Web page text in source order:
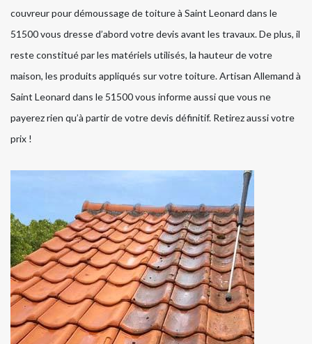
couvreur pour démoussage de toiture à Saint Leonard dans le
51500 vous dresse d’abord votre devis avant les travaux. De plus, il
reste constitué par les matériels utilisés, la hauteur de votre
maison, les produits appliqués sur votre toiture. Artisan Allemand à
Saint Leonard dans le 51500 vous informe aussi que vous ne
payerez rien qu’à partir de votre devis définitif. Retirez aussi votre
prix !